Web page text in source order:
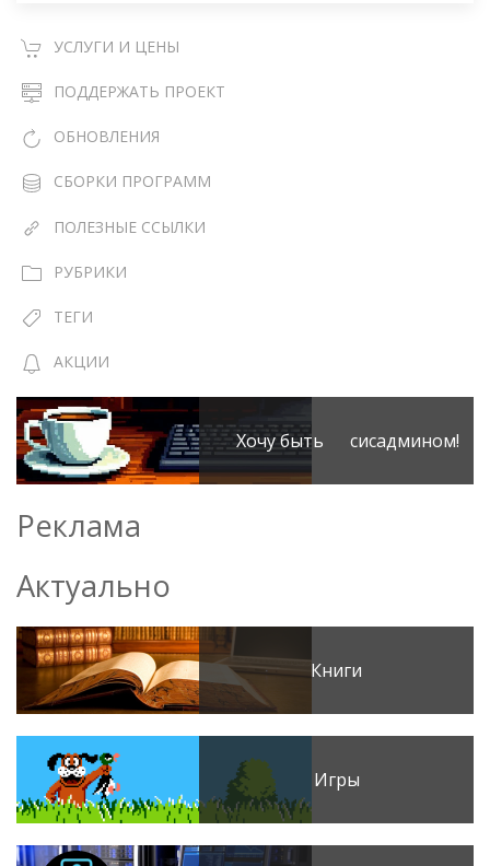
УСЛУГИ И ЦЕНЫ
ПОДДЕРЖАТЬ ПРОЕКТ
ОБНОВЛЕНИЯ
СБОРКИ ПРОГРАММ
ПОЛЕЗНЫЕ ССЫЛКИ
РУБРИКИ
ТЕГИ
АКЦИИ
Хочу быть сисадмином!
Реклама
Актуально
Книги
Игры